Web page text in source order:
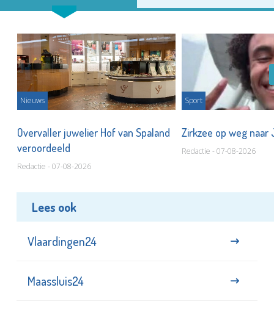
Nieuws
Overvaller juwelier Hof van Spaland
veroordeeld
Redactie - 07-08-2026
Sport
Zirkzee op weg
Redactie - 07-08-2026
Lees ook
Vlaardingen24
Maassluis24